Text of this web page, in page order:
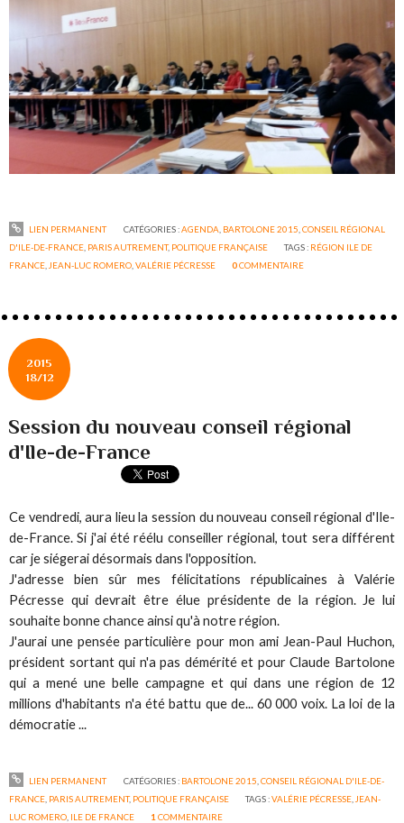
LIEN PERMANENT CATÉGORIES :AGENDA BARTOLONE 2015 CONSEIL RÉGIONAL
D'ILE-DE-FRANCE PARIS AUTREMENT, POLITIQUE FRANÇAISE TAGS : RÉGION ILE DE
FRANCE JEAN-LUC ROMERO ,VALÉRIE PÉCRESSE 0COMMENTAIRE
2015
18/12
Session du nouveau conseil régional
d'Ile-de-France
Ce vendredi, aura lieu la session du nouveau conseil régional d'Ile-
de-France. Si j'ai été réélu conseiller régional, tout sera différent
car je siégerai désormais dans l'opposition.
J'adresse bien sûr mes félicitations républicaines à Valérie
Pécresse qui devrait être élue présidente de la région. Je lui
souhaite bonne chance ainsi qu'à notre région.
J'aurai une pensée particulière pour mon ami Jean-Paul Huchon,
président sortant qui n'a pas démérité et pour Claude Bartolone
qui a mené une belle campagne et qui dans une région de 12
millions d'habitants n'a été battu que de... 60 000 voix. La loi de la
démocratie ...
LIEN PERMANENT CATÉGORIES : BARTOLONE 2015 CONSEIL RÉGIONAL D'ILE-DE-
FRANCE PARIS AUTREMENT, POLITIQUE FRANÇAISE TAGS :VALÉRIE PÉCRESSE JEAN-
LUC ROMERO ILE DE FRANCE 1 COMMENTAIRE